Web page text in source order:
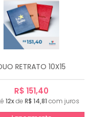
RETRATO 10X15
R$ 151,40
12xde R$ 14,81 com juros